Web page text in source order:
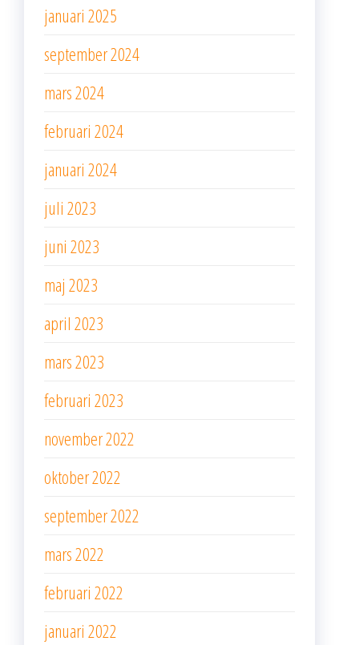
januari 2025
september 2024
mars 2024
februari 2024
januari 2024
juli 2023
juni 2023
maj 2023
april 2023
mars 2023
februari 2023
november 2022
oktober 2022
september 2022
mars 2022
februari 2022
januari 2022